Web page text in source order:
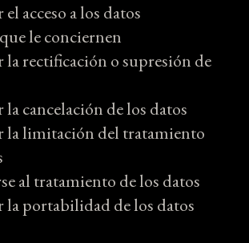
acceso a los datos
le conciernen
la rectificación o supresión de
cancelación de los datos
la limitación del tratamiento
al tratamiento de los datos
la portabilidad de los datos